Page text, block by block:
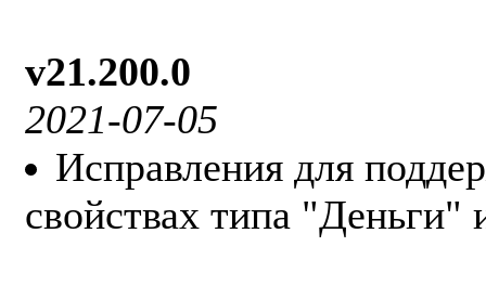
v21.200.0
2021-07-05
Исправления для
свойствах типа "Деньги"